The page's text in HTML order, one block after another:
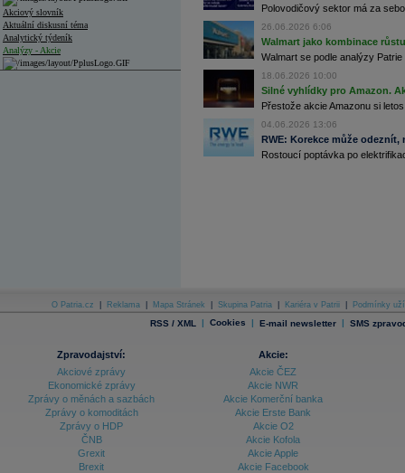
Akciový slovník
Aktuální diskusní téma
Analytický týdeník
Analýzy - Akcie
Archiv - Měnová politika
Archiv - Treasury alerty
Archiv - Vývoj české koruny
Archiv analýz - Makroukazatele
Polovodičový sektor má za
26.06.2026 6:06
Walmart jako kombinace
Walmart se podle analýzy
18.06.2026 10:00
Silné vyhlídky pro Amazon.
Přestože akcie Amazonu si
04.06.2026 13:06
RWE: Korekce může
Rostoucí poptávka po
O Patria.cz Reklama Mapa Stránek Skupina Patria Kariéra v Patrii Podmínky
RSS / XML | Cookies | E-mail newsletter | SMS
Zpravodajství:
Akciové zprávy
Ekonomické zprávy
Zprávy o měnách a sazbách
Zprávy o komoditách
Zprávy o HDP
ČNB
Grexit
Brexit
Akcie:
Akcie ČEZ
Akcie NWR
Akcie Komerční banka
Akcie Erste Bank
Akcie O2
Akcie Kofola
Akcie Apple
Akcie Facebook